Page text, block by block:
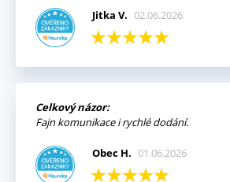
Jitka V. 02.06.2026
Celkový názor:
Fajn komunikace i rychlé dodání.
Obec H. 01.06.2026